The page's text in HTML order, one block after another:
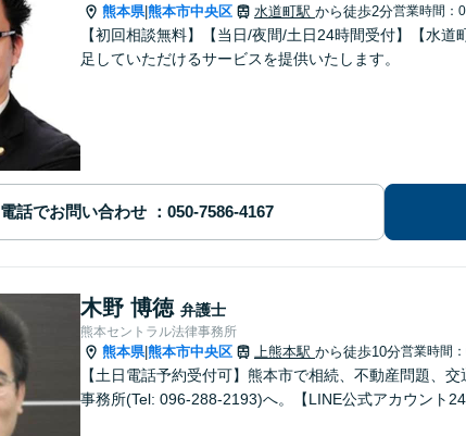
熊本県|熊本市中央区 水道町駅 から徒歩2分営業時間：
【初回相談無料】【当日/夜間/土日24時間受付】【水
足していただけるサービスを提供いたします。
電話でお問い合わせ
木野 博徳 弁護士
熊本セントラル法律事務所
熊本県|熊本市中央区 上熊本駅 から徒歩10分営業時間
【土日電話予約受付可】熊本市で相続、不動産問題、
事務所(Tel: 096-288-2193)へ。【LINE公式アカウント